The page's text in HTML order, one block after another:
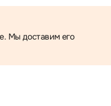
Мы доставим его